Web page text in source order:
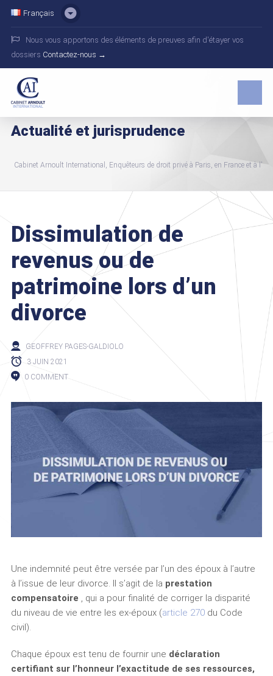
Français
Nous vous apportons des éléments de preuves afin d'étayer vos
dossiers Contactez-nous →
Actualité et jurisprudence
Cabinet Arnoult International, Enquêteurs de droit privé à Paris, en France et à
Dissimulation de
revenus ou de
patrimoine lors d’un
divorce
GEOFFREY PAGES-GALDIOLO
3 JUIN 2021
0 COMMENT
Une indemnité peut être versée par l’un des époux à l’autre
à l’issue de leur divorce. Il s’agit de la prestation
compensatoire , qui a pour finalité de corriger la disparité
du niveau de vie entre les ex-époux (article 270du Code
civil).
Chaque époux est tenu de fournir une déclaration
certifiant sur l’honneur l’exactitude de ses ressources,